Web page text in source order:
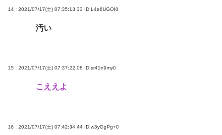
14 : 2021/07/17(土) 07:35:13.33 ID:L4a6UGOI0
汚い
15 : 2021/07/17(土) 07:37:22.08 ID:sr41n9my0
こええよ
16 : 2021/07/17(土) 07:42:34.44 ID:w3yGgPg+0